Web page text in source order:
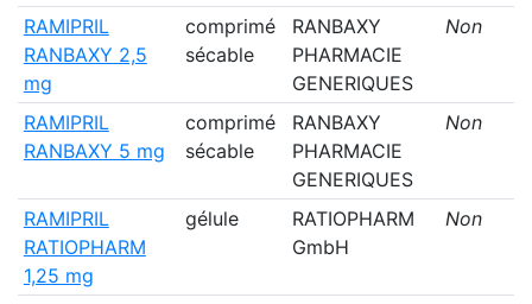
RAMIPRIL
RANBAXY 2,5
mg
comprimé
sécable
RANBAXY
PHARMACIE
GENERIQUES
Non
RAMIPRIL
RANBAXY 5 mg
comprimé
sécable
RANBAXY
PHARMACIE
GENERIQUES
Non
RAMIPRIL
RATIOPHARM
1,25 mg
gélule
RATIOPHARM
GmbH
Non